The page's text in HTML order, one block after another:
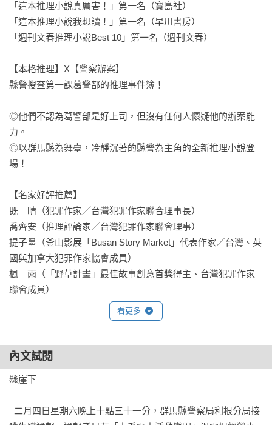
「這本推理小說真厲害！」第一名（寶島社）
「這本推理小說我想讀！」第一名（早川書房）
「週刊文春推理小說Best 10」第一名（週刊文春）
【本格推理】X【警察辦案】
縣警搜查第一課葛警部的推理事件簿！
◎他們不認為葛警部是好上司，但沒有任何人懷疑他的辦案能
力。
◎以群馬縣為舞臺，冷靜沉著的縣警為主角的全新推理小說登
場！
【名家好評推薦】
既　晴（犯罪作家／台灣犯罪作家聯合理事長）
喬齊安（推理評論家／台灣犯罪作家聯會理事）
提子墨（釜山影展「Busan Story Market」代表作家／台灣、英
國與加拿大犯罪作家協會成員）
楓　雨（「野草計畫」最佳故事創意首獎得主、台灣犯罪作家
聯會成員）
當中「看不見的疑點」。
▎第一起案件〈懸崖下〉 雪山遇難 × 未發現的凶器
儘管警方已經鎖定嫌疑人，但現場卻找不到兇器。
看更多
內文試閱
懸崖下